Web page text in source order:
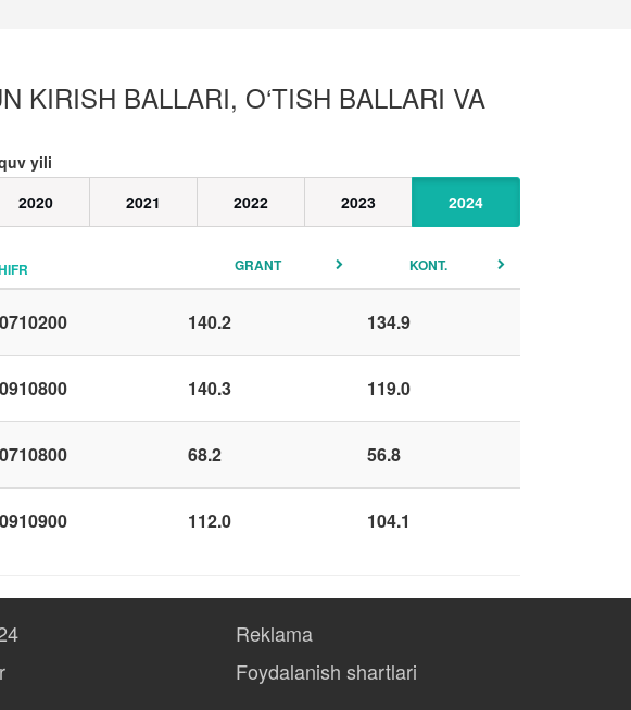
KIRISH BALLARI, O‘TISH BALLARI VA
yili
2020
2021 2022 2023 2024
GRANT KONT.
140.2 134.9
140.3 119.0
68.2 56.8
112.0 104.1
Reklama
Foydalanish shartlari